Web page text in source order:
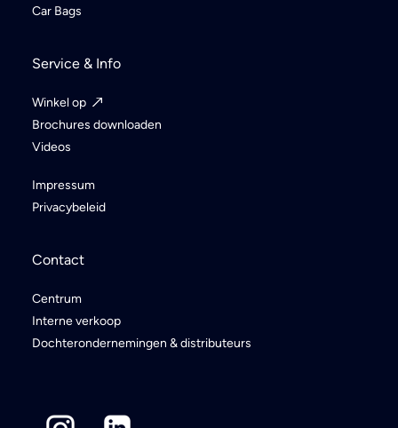
Car Bags
Service & Info
Winkel op
Brochures downloaden
Videos
Impressum
Privacybeleid
Contact
Centrum
Interne verkoop
Dochterondernemingen & distributeurs